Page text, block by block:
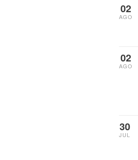
02
AGO
02
AGO
30
JUL